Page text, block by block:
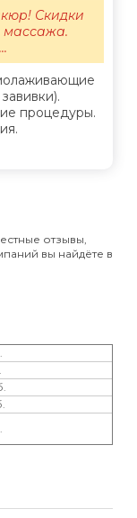
процедуры.
Скидки
массажа.
отзывы,
вы найдёте в